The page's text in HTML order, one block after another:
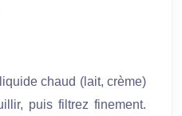
chaud (lait, crème)
puis filtrez finement.